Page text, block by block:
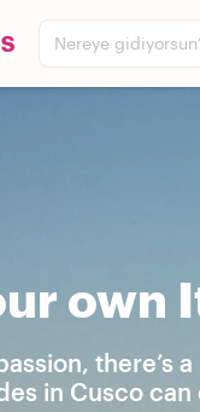
Nereye
own
there’s
in Cusco